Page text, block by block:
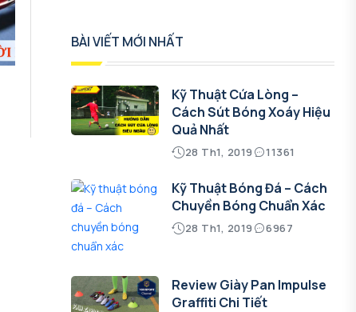
BÀI VIẾT MỚI NHẤT
Kỹ Thuật Cứa Lòng –
Cách Sút Bóng Xoáy Hiệu
Quả Nhất
28 Th1, 2019 11361
Kỹ Thuật Bóng Đá – Cách
Chuyền Bóng Chuẩn Xác
28 Th1, 2019 6967
Review Giày Pan Impulse
Graffiti Chi Tiết